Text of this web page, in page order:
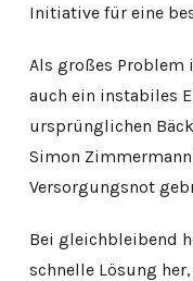
Initiative für eine
Als großes Problem
auch ein instabiles
ursprünglichen
Simon
Versorgungsnot
Bei gleichbleibend
schnelle Lösung